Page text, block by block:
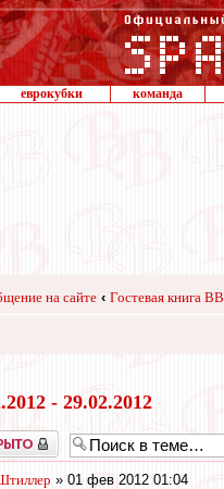
еврокубки команда
на сайте ‹ Гостевая книга ВВ
- 29.02.2012
» 01 фев 2012 01:04